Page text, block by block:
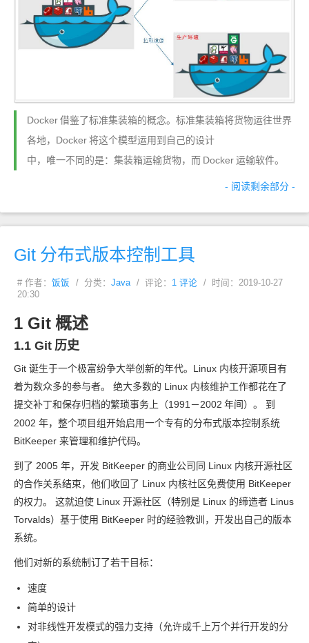
Docker借鉴了标准集装箱的概念。标准集装箱将货物运往世界
各地，Docker将这个模型运用到自己的设计
中，唯一不同的是：集装箱运输货物，而 Docker运输软件。
- 阅读剩余部分 -
Git 分布式版本控制工具
# 作者： 饭饭 / 分类： Java / 评论： 1 评论
/ 时间：2019-10-27
20:30
1 Git 概述
1.1 Git 历史
Git 诞生于一个极富纷争大举创新的年代。Linux 内核开源项目有
着为数众多的参与者。 绝大多数的 Linux 内核维护工作都花在了
提交补丁和保存归档的繁琐事务上（1991－2002 年间）。 到
2002 年，整个项目组开始启用一个专有的分布式版本控制系统
BitKeeper 来管理和维护代码。
到了 2005 年，开发 BitKeeper 的商业公司同 Linux 内核开源社区
的合作关系结束，他们收回了 Linux 内核社区免费使用 BitKeeper
的权力。 这就迫使 Linux 开源社区（特别是 Linux 的缔造者 Linus
Torvalds）基于使用 BitKeeper 时的经验教训，开发出自己的版本
系统。
他们对新的系统制订了若干目标：
速度
简单的设计
对非线性开发模式的强力支持（允许成千上万个并行开发的分